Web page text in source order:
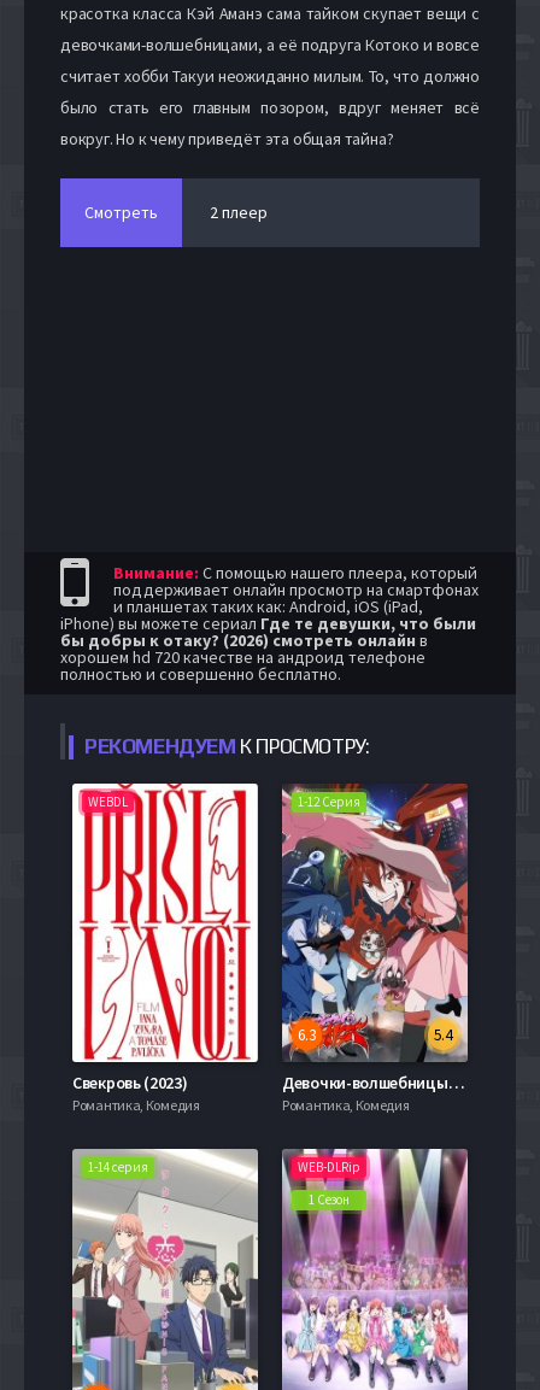
красотка класса Кэй Аманэ сама тайком скупает вещи с
девочками-волшебницами, а её подруга Котоко и вовсе
считает хобби Такуи неожиданно милым. То, что должно
было стать его главным позором, вдруг меняет всё
вокруг. Но к чему приведёт эта общая тайна?
Смотреть 2 плеер
Внимание: С помощью нашего плеера, который
поддерживает онлайн просмотр на смартфонах
и планшетах таких как: Android, iOS (iPad,
iPhone) вы можете сериал Где те девушки, что были
бы добры к отаку? (2026) смотреть онлайн в
хорошем hd 720 качестве на андроид телефоне
полностью и совершенно бесплатно.
РЕКОМЕНДУЕМ К ПРОСМОТРУ:
WEBDL
Свекровь (2023)
Романтика, Комедия
1-12 Серия
5.4
6.3
Девочки-волшебницы: Волшебные разрушительницы (2023)
Романтика, Комедия
1-14 серия
WEB-DLRip
1 Сезон